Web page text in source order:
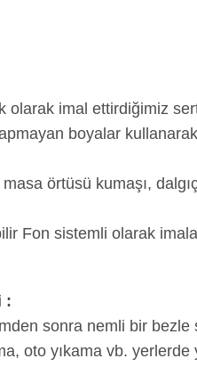
imal ettirdiğimiz
boyalar
örtüsü kumaşı,
Fon sistemli olarak
:
sonra nemli bir
oto yıkama vb. yerlerde